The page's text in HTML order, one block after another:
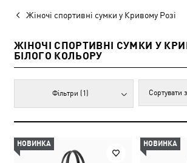
Жіночі спортивні сумки у Кривому Розі
ЖІНОЧІ СПОРТИВНІ СУМКИ У
БІЛОГО КОЛЬОРУ
Фільтри (1)
НОВИНКА НОВИНКА